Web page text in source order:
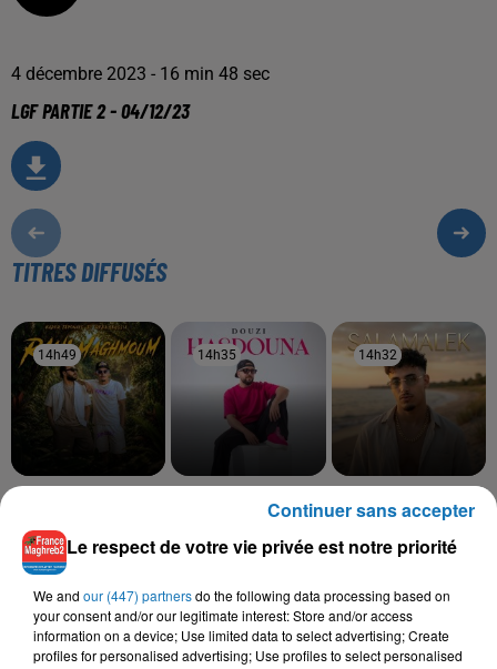
4 décembre 2023 - 16 min 48 sec
LGF PARTIE 2 - 04/12/23
TITRES DIFFUSÉS
14h49
14h49
Rani Maghmoum
14h35
14h35
Hasdouna
14h32
14h32
Salamalek
L'HOROSCOPE
Le respect de votre vie privée est notre priorité
We and our (447) partnersdo the following data processing based on
your consent and/or our legitimate interest: Store and/or access
information on a device; Use limited data to select advertising; Create
profiles for personalised advertising; Use profiles to select personalised
Continuer sans accepter